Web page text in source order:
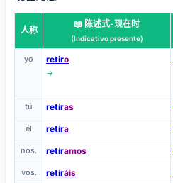
人称
📖 陈述式-现在时
(Indicativo presente)
yo retiro
→
tú retiras
él retira
nos. retiramos
vos. retiráis